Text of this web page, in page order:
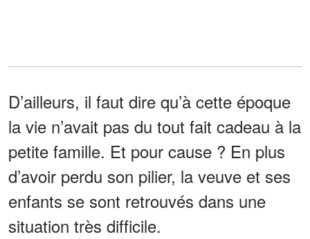
D’ailleurs, il faut dire qu’à cette époque
la vie n’avait pas du tout fait cadeau à la
petite famille. Et pour cause ? En plus
d’avoir perdu son pilier, la veuve et ses
enfants se sont retrouvés dans une
situation très difficile.